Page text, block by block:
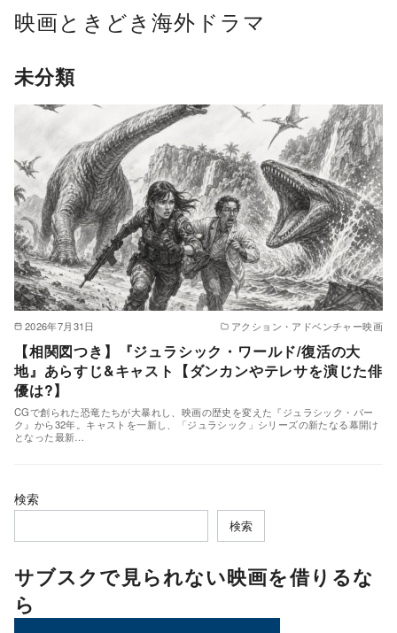
映画ときどき海外ドラマ
未分類
2026年7月31日 アクション・アドベンチャー映画
【相関図つき】『ジュラシック・ワールド/復活の大
地』あらすじ&キャスト【ダンカンやテレサを演じた俳
優は?】
CGで創られた恐竜たちが大暴れし、映画の歴史を変えた『ジュラシック・パー
ク』から32年。キャストを一新し、「ジュラシック」シリーズの新たなる幕開け
となった最新…
検索
検索
サブスクで見られない映画を借りるな
ら